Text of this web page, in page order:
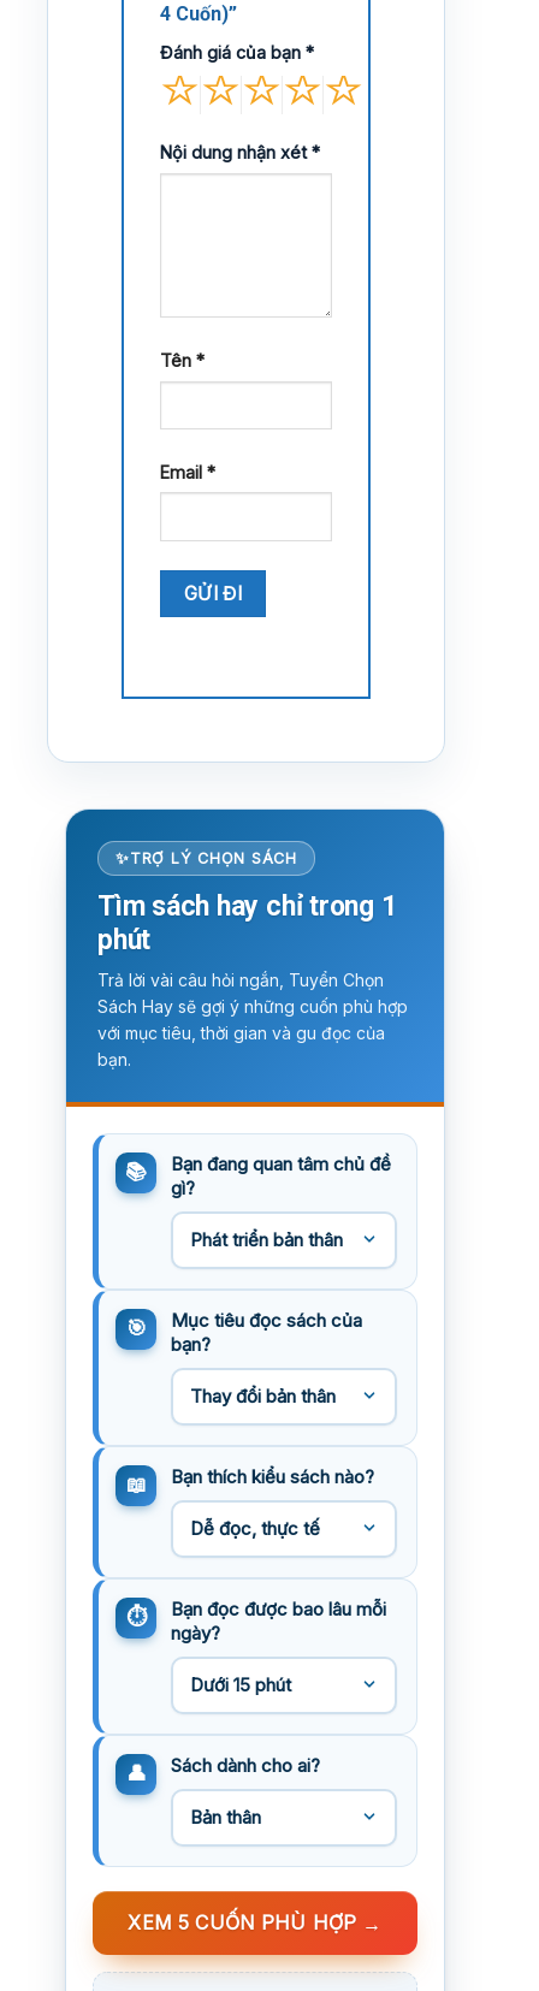
4 Cuốn)”
Đánh giá của bạn *
Nội dung nhận xét*
Tên *
Email *
TRỢ LÝ CHỌN SÁCH
Tìm sách hay chỉ trong 1
phút
Trả lời vài câu hỏi ngắn, Tuyển Chọn
Sách Hay sẽ gợi ý những cuốn phù hợp
với mục tiêu, thời gian và gu đọc của
bạn.
Bạn đang quan tâm chủ đề
gì?
Mục tiêu đọc sách của
bạn?
Bạn thích kiểu sách nào?
Bạn đọc được bao lâu mỗi
ngày?
Sách dành cho ai?
XEM 5 CUỐN PHÙ HỢP →